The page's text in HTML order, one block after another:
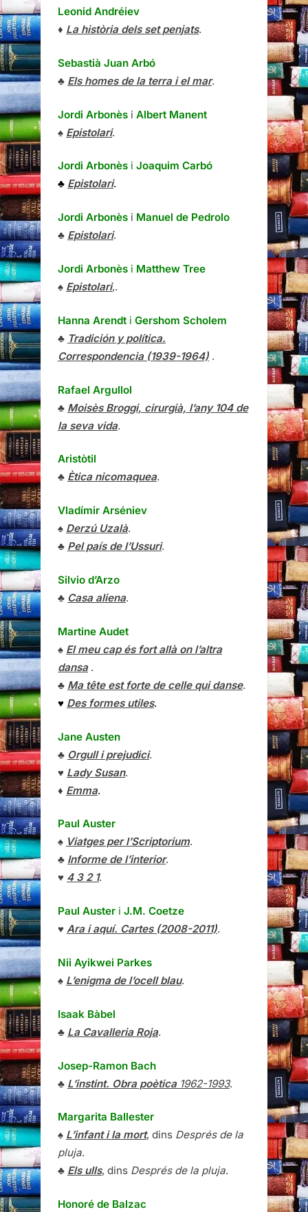
Leonid Andréiev
♦ La història dels set penjats.
Sebastià Juan Arbó
♣ Els homes de la terra i el mar.
Jordi Arbonès i Albert Manent
♠ Epistolari.
Jordi Arbonès i Joaquim Carbó
♣ Epistolari.
Jordi Arbonès i Manuel de Pedrolo
♣ Epistolari.
Jordi Arbonès i Matthew Tree
♠ Epistolari,.
Hanna Arendt i Gershom Scholem
♣ Tradición y política.
Correspondencia (1939-1964) .
Rafael Argullol
♣ Moisès Broggi, cirurgià, l’any 104 de
la seva vida.
Aristòtil
♣ Ètica nicomaquea.
Vladímir Arséniev
♠ Derzú Uzalà.
♣ Pel país de l’Ussuri.
Silvio d’Arzo
♣ Casa aliena.
Martine Audet
♠ El meu cap és fort allà on l’altra
dansa.
♣ Ma tête est forte de celle qui danse.
♥ Des formes utiles.
Jane Austen
♣ Orgull i prejudici.
♥ Lady Susan.
♦ Emma.
Paul Auster
♠ Viatges per l’Scriptorium.
♣ Informe de l’interior.
♥ 4 3 2 1.
Paul Auster i J.M. Coetze
♥ Ara i aquí. Cartes (2008-2011).
Nii Ayikwei Parkes
♠ L’enigma de l’ocell blau.
Isaak Bàbel
♣ La Cavalleria Roja.
Josep-Ramon Bach
♣ L’instint. Obra poètica1962-1993.
Margarita Ballester
♠ L’infant i la mort, dins Després de la
pluja.
♣ Els ulls, dins Després de la pluja.
Honoré de Balzac